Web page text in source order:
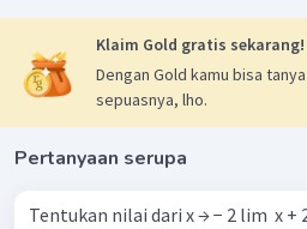
Klaim Gold gratis sekarang!
Dengan Gold kamu bisa
sepuasnya, lho.
Pertanyaan serupa
Tentukan nilai dari x → − 2 lim ​ x + 2